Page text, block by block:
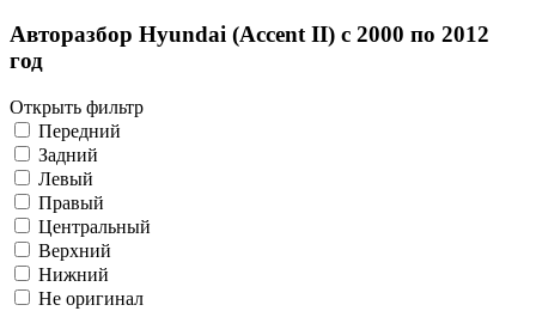
Авторазбор Hyundai (Accent II) с 2000 по 2012
год
Открыть фильтр
Передний
Задний
Левый
Правый
Центральный
Верхний
Нижний
Не оригинал